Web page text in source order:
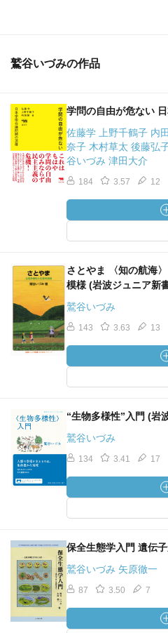
鷲谷いづみの作品
学問の自由が危ない
佐藤学 上野千鶴子 内
奈子 木村草太 後藤弘
谷いづみ 津田大介
184 3.57 12
さとやま 〈知の航海
模様 (岩波ジュニア新
鷲谷いづみ
143 3.63 13
“生物多様性”入門 (岩
鷲谷いづみ
134 3.41 17
保全生態学入門 遺伝
鷲谷いづみ 矢原徹一
87 3.50 7